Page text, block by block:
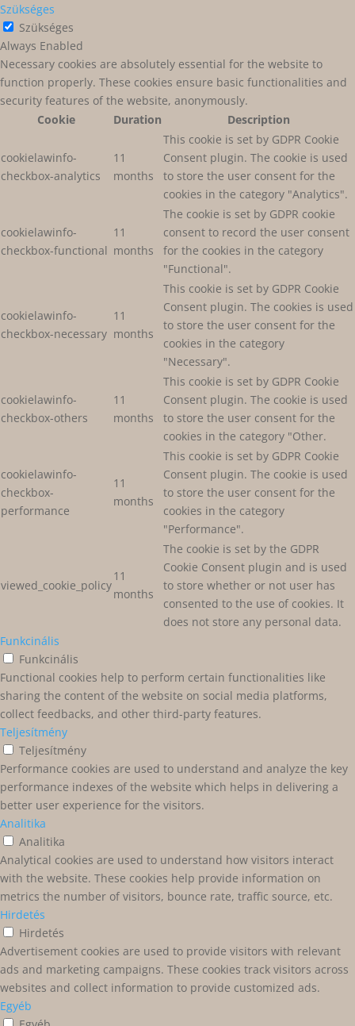
Szükséges
Szükséges
Always Enabled
Necessary cookies are absolutely essential for the website to
function properly. These cookies ensure basic functionalities and
security features of the website, anonymously.
Cookie
Duration Description
cookielawinfo-
checkbox-analytics
11
months
This cookie is set by GDPR Cookie
Consent plugin. The cookie is used
to store the user consent for the
cookies in the category "Analytics".
cookielawinfo-
checkbox-functional
11
months
The cookie is set by GDPR cookie
consent to record the user consent
for the cookies in the category
"Functional".
cookielawinfo-
checkbox-necessary
11
months
This cookie is set by GDPR Cookie
Consent plugin. The cookies is used
to store the user consent for the
cookies in the category
"Necessary".
cookielawinfo-
checkbox-others
11
months
This cookie is set by GDPR Cookie
Consent plugin. The cookie is used
to store the user consent for the
cookies in the category "Other.
cookielawinfo-
checkbox-
performance
11
months
This cookie is set by GDPR Cookie
Consent plugin. The cookie is used
to store the user consent for the
cookies in the category
"Performance".
viewed_cookie_policy
11
months
The cookie is set by the GDPR
Cookie Consent plugin and is used
to store whether or not user has
consented to the use of cookies. It
does not store any personal data.
Funkcinális
Funkcinális
Functional cookies help to perform certain functionalities like
sharing the content of the website on social media platforms,
collect feedbacks, and other third-party features.
Teljesítmény
Teljesítmény
Performance cookies are used to understand and analyze the key
performance indexes of the website which helps in delivering a
better user experience for the visitors.
Analitika
Analitika
Analytical cookies are used to understand how visitors interact
with the website. These cookies help provide information on
metrics the number of visitors, bounce rate, traffic source, etc.
Hirdetés
Hirdetés
Advertisement cookies are used to provide visitors with relevant
ads and marketing campaigns. These cookies track visitors across
websites and collect information to provide customized ads.
Egyéb